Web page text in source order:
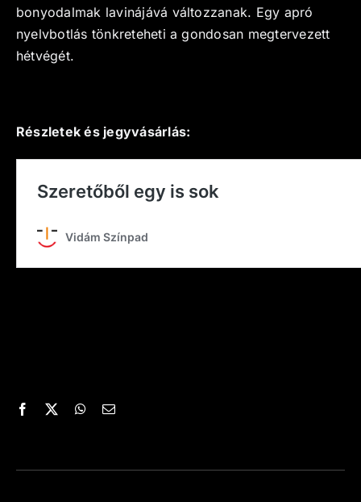
bonyodalmak lavinájává változzanak. Egy apró
nyelvbotlás tönkreteheti a gondosan megtervezett
hétvégét.
Részletek és jegyvásárlás: